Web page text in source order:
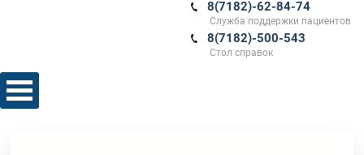
8(7182)-62-84-74
Служба поддержки пациентов
8(7182)-500-543
Стол справок